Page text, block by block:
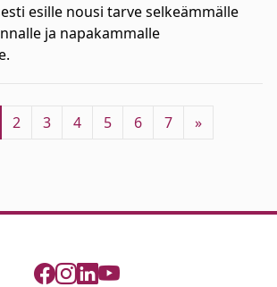
esille nousi tarve selkeämmälle
ja napakammalle
2 3 4 5 6 7 »